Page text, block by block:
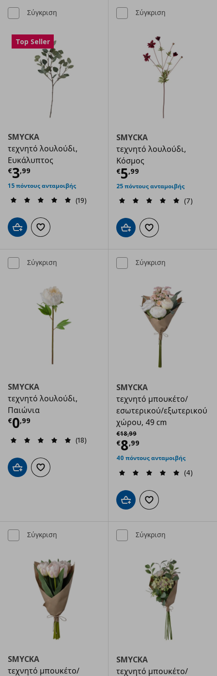
Σύγκριση
Top Seller
SMYCKA
τεχνητό λουλούδι,
Ευκάλυπτος
€3,99
Τρέχουσα τιμή € 3,99
15 πόντους ανταμοιβής
(19)
Προσθήκη στο καλάθι
Προσθήκη στα αγαπημένα
Σύγκριση
SMYCKA
τεχνητό λουλούδι,
Kόσμος
€5,99
Τρέχουσα
25 πόντους ανταμοιβής
(7)
Προσθήκη στο καλάθι
Προσθήκη στα
Σύγκριση
SMYCKA
τεχνητό λουλούδι,
Παιώνια
€0,99
Τρέχουσα τιμή € 0,99
(18)
Προσθήκη στο καλάθι
Προσθήκη στα αγαπημένα
Σύγκριση
SMYCKA
τεχνητό μπουκέτο/
εσωτερικού/εξωτερικού
χώρου, 49 cm
€18,99
Αρχική τιμή
€8,99
Τρέχουσα
40 πόντους ανταμοιβής
(4)
Προσθήκη στο καλάθι
Προσθήκη στα
Σύγκριση
SMYCKA
τεχνητό μπουκέτο/
Σύγκριση
SMYCKA
τεχνητό μπουκέτο/